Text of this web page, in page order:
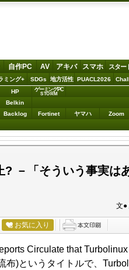
自作PC AV アキバ スマホ スター
ミング+ SDGs 地方活性 PUACL2026
HP ゲーミングPC
STORM
Belkin
Backlog Fortinet ヤマハ Zoom
－「そういう事実は
文●
お気に入り
Circulate that
布)というタイトルで、